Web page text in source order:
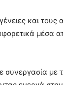
και
μέσα
συνεργασία με